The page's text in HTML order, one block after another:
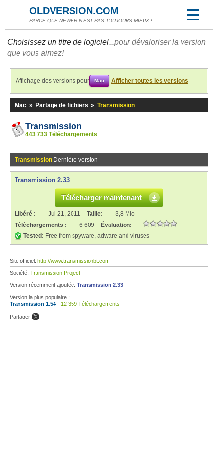
OLDVERSION.COM
PARCE QUE NEWER N'EST PAS TOUJOURS MIEUX !
Choisissez un titre de logiciel...pour dévaloriser la version
que vous aimez!
Affichage des versions pour Mac Afficher toutes les versions
Mac » Partage de fichiers » Transmission
Transmission
443 733 Téléchargements
Transmission Dernière version
Transmission 2.33
Télécharger maintenant
Libéré : Jul 21, 2011 Taille:
3,8 Mio
Téléchargements :
6 609
Évaluation:
Tested: Free from spyware, adware and viruses
Site officiel: http://www.transmissionbt.com
Société: Transmission Project
Version récemment ajoutée: Transmission 2.33
Version la plus populaire :
Transmission 1.54 - 12 359 Téléchargements
Partager: